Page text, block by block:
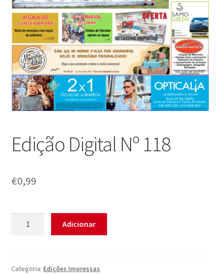
Edição Digital Nº 118
€0,99
Nº
Adicionar
Categoria: Edições Impressas